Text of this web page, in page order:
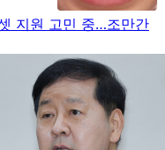
지원 고민 중…조만간